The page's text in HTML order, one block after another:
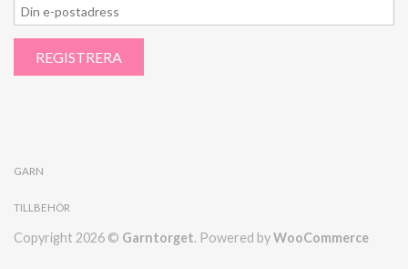
GARN
TILLBEHÖR
Copyright 2026 © Garntorget. Powered byWooCommerce